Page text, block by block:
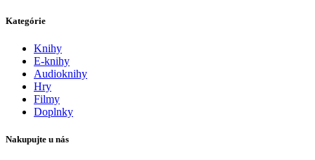
Kategórie
Knihy
E-knihy
Audioknihy
Hry
Filmy
Doplnky
Nakupujte u nás